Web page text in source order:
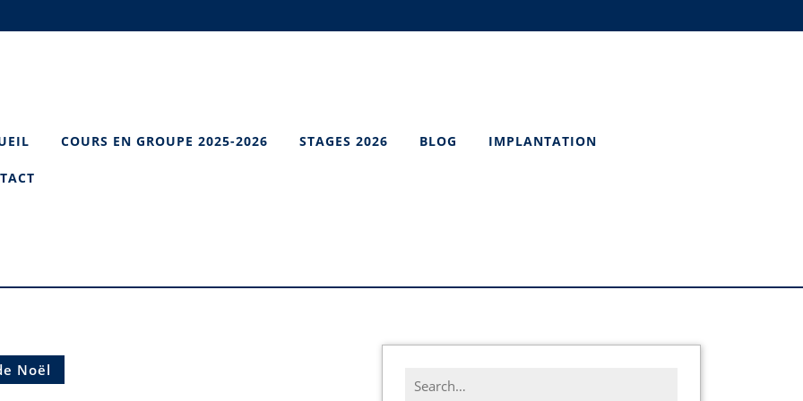
COURS EN GROUPE 2025-2026 STAGES 2026 BLOG IMPLANTATION
Noël
Search
for: